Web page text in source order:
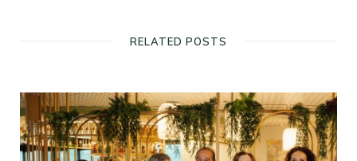
RELATED POSTS